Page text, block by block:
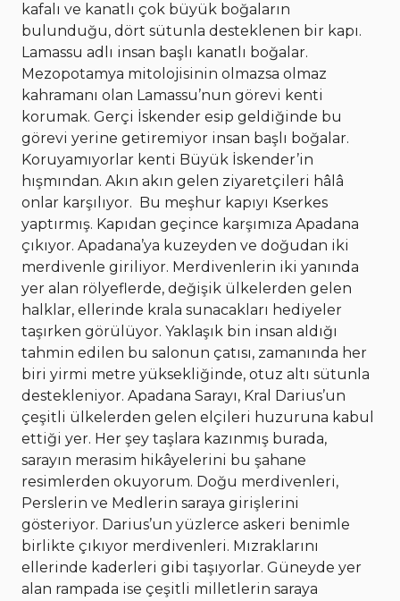
kafalı ve kanatlı çok büyük boğaların
bulunduğu, dört sütunla desteklenen bir kapı.
Lamassu adlı insan başlı kanatlı boğalar.
Mezopotamya mitolojisinin olmazsa olmaz
kahramanı olan Lamassu’nun görevi kenti
korumak. Gerçi İskender esip geldiğinde bu
görevi yerine getiremiyor insan başlı boğalar.
Koruyamıyorlar kenti Büyük İskender’in
hışmından. Akın akın gelen ziyaretçileri hâlâ
onlar karşılıyor.
Bu meşhur kapıyı Kserkes
yaptırmış. Kapıdan geçince karşımıza Apadana
çıkıyor. Apadana’ya kuzeyden ve doğudan iki
merdivenle giriliyor. Merdivenlerin iki yanında
yer alan rölyeflerde, değişik ülkelerden gelen
halklar, ellerinde krala sunacakları hediyeler
taşırken görülüyor. Yaklaşık bin insan aldığı
tahmin edilen bu salonun çatısı, zamanında her
biri yirmi metre yüksekliğinde, otuz altı sütunla
destekleniyor. Apadana Sarayı, Kral Darius’un
çeşitli ülkelerden gelen elçileri huzuruna kabul
ettiği yer. Her şey taşlara kazınmış burada,
sarayın merasim hikâyelerini bu şahane
resimlerden okuyorum. Doğu merdivenleri,
Perslerin ve Medlerin saraya girişlerini
gösteriyor. Darius’un yüzlerce askeri benimle
birlikte çıkıyor merdivenleri. Mızraklarını
ellerinde kaderleri gibi taşıyorlar. Güneyde yer
alan rampada ise çeşitli milletlerin saraya